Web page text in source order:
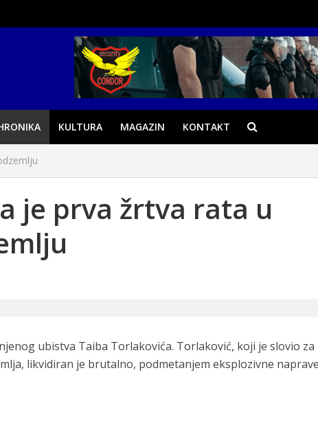
KULTURA MAGAZIN KONTAKT
je prva žrtva rata u
ubistva Taiba Torlakovića. Torlaković, koji je slovio za
likvidiran je brutalno, podmetanjem eksplozivne